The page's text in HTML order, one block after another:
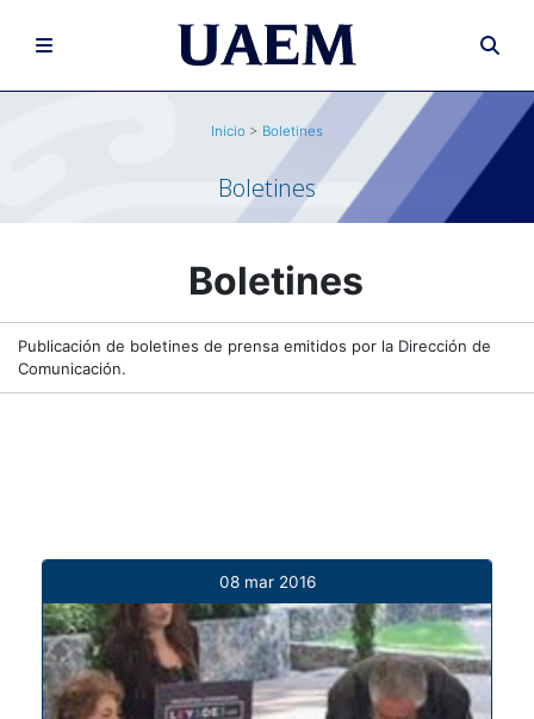
Inicio > Boletines
Boletines
Boletines
Publicación de boletines de prensa emitidos por la Dirección de
Comunicación.
08 mar 2016